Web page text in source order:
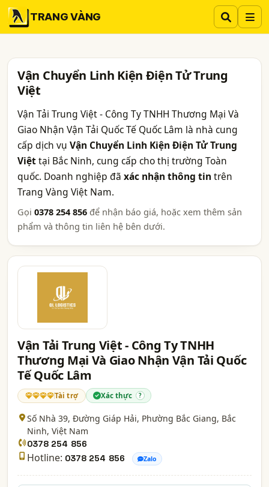
TRANG VÀNG
Vận Chuyển Linh Kiện Điện Tử Trung
Việt
Vận Tải Trung Việt - Công Ty TNHH Thương Mại Và
Giao Nhận Vận Tải Quốc Tế Quốc Lâm là nhà cung
cấp dịch vụ Vận Chuyển Linh Kiện Điện Tử Trung
Việttại Bắc Ninh, cung cấp cho thị trường Toàn
quốc. Doanh nghiệp đã xác nhận thông tin trên
Trang Vàng Việt Nam.
Gọi 0378 254 856 để nhận báo giá, hoặc xem thêm sản
phẩm và thông tin liên hệ bên dưới.
Vận Tải Trung Việt - Công Ty TNHH
Thương Mại Và Giao Nhận Vận Tải Quốc
Tế Quốc Lâm
Tài trợ Xác thực ?
Số Nhà 39, Đường Giáp Hải, Phường Bắc Giang, Bắc
Ninh, Việt Nam
0378 254 856
Hotline: 0378 254 856 Zalo